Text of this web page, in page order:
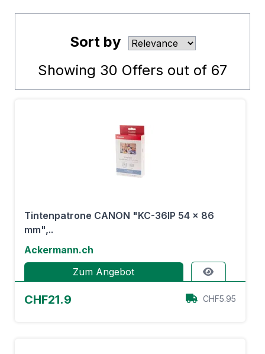
Sort by
Showing 30 Offers out of 67
Tintenpatrone CANON "KC-36IP 54 x 86
mm",..
Ackermann.ch
Zum Angebot
CHF21.9 CHF5.95